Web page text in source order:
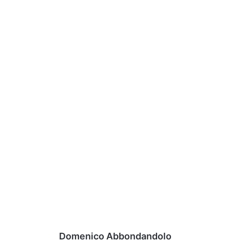
Domenico Abbondandolo